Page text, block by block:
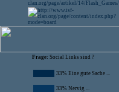
Frage: Social Links sind ?
33% Eine gute Sache ...
33% Nervig ...